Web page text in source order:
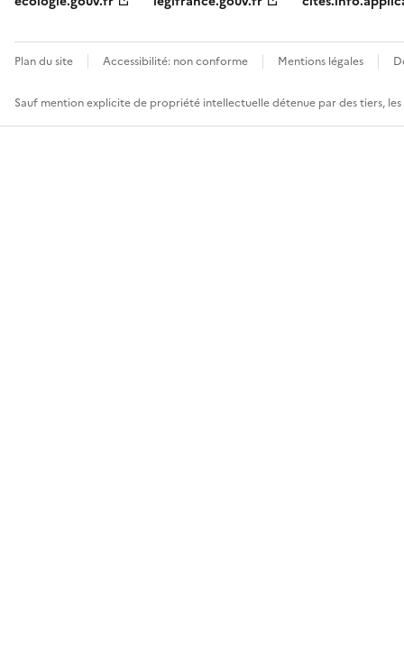
Plan du site Accessibilité: non conforme Mentions légales
Sauf mention explicite de propriété intellectuelle détenue par des tiers,